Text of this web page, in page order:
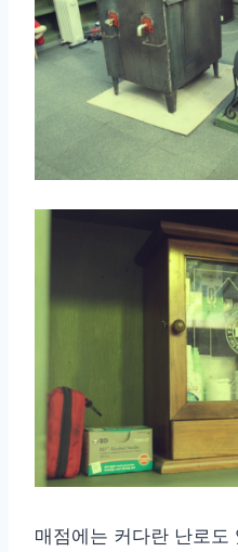
매점에는 커다란 난로도